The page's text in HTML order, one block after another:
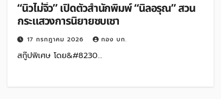
“นิวไม่จิ๋ว” เปิดตัวสำนักพิมพ์ “นิลอรุณ” สวน
กระแสวงการนิยายซบเซา
17 กรกฎาคม 2026 กอง บก.
สกู๊ปพิเศษ โดย&#8230…